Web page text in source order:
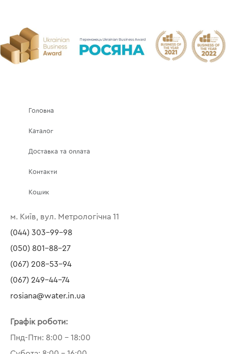
Головна
Каталог
Доставка та оплата
Контакти
Кошик
м. Київ, вул. Метрологічна 11
(044) 303-99-98
(050) 801-88-27
(067) 208-53-94
(067) 249-44-74
rosiana@water.in.ua
Графік роботи:
Пнд-Птн: 8:00 – 18:00